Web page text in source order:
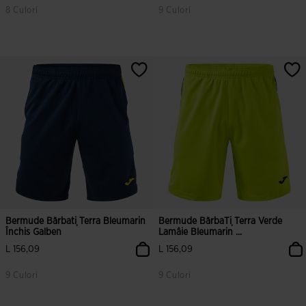
8 Culori
3,7 din 5 evaluări ale clienților
9 Culori
4,6 din 5 evaluări ale clienților
Bermude Bărbați Terra Bleumarin
Închis Galben
L 156,09
9 Culori
Bermude BărbaȚi Terra Verde
Lamâie Bleumarin ...
L 156,09
9 Culori